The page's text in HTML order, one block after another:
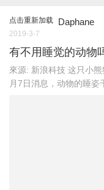
点击重新加载 Daphane
2019-3-7
有不用睡觉的动物
來源: 新浪科技 这只小
月7日消息，动物的睡姿